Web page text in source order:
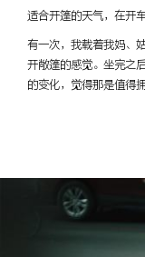
适合开篷的天气，在开
有一次，我载着我妈、
开敞篷的感觉。坐完之
的变化，觉得那是值得